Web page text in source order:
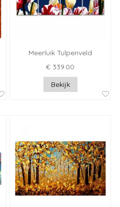
Meerluik Tulpenveld
€ 339.00
Bekijk